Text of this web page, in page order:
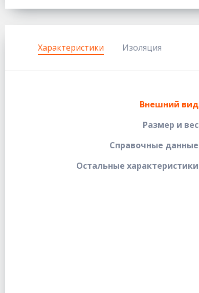
Характеристики Изоляция
Внешний вид
Размер и вес
Справочные данные
Остальные характеристики